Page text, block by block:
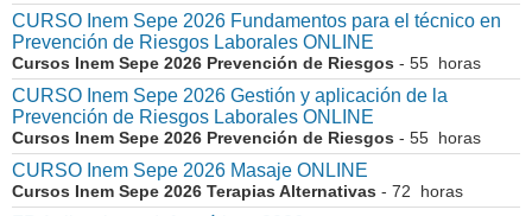
CURSO Inem Sepe 2026 Fundamentos para el técnico en
Prevención de Riesgos Laborales ONLINE
Cursos Inem Sepe 2026 Prevención de Riesgos - 55 horas
CURSO Inem Sepe 2026 Gestión y aplicación de la
Prevención de Riesgos Laborales ONLINE
Cursos Inem Sepe 2026 Prevención de Riesgos - 55 horas
CURSO Inem Sepe 2026 Masaje ONLINE
Cursos Inem Sepe 2026 Terapias Alternativas - 72 horas